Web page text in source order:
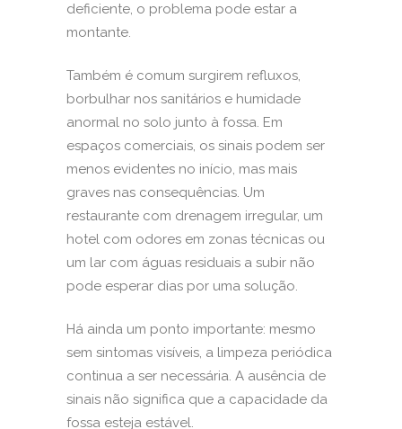
deficiente, o problema pode estar a
montante.
Também é comum surgirem refluxos,
borbulhar nos sanitários e humidade
anormal no solo junto à fossa. Em
espaços comerciais, os sinais podem ser
menos evidentes no início, mas mais
graves nas consequências. Um
restaurante com drenagem irregular, um
hotel com odores em zonas técnicas ou
um lar com águas residuais a subir não
pode esperar dias por uma solução.
Há ainda um ponto importante: mesmo
sem sintomas visíveis, a limpeza periódica
continua a ser necessária. A ausência de
sinais não significa que a capacidade da
fossa esteja estável.